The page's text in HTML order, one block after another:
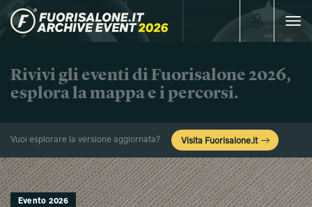
Toggle
Rivivi gli eventi di Fuorisalone 2026,
esplora la mappa e i percorsi.
Vuoi esplorare la versione aggiornata? Visita Fuorisalone.it
Evento 2026